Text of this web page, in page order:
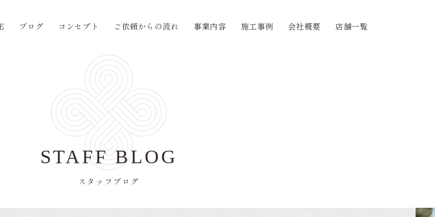
ブログ コンセプト ご依頼からの流れ 事業内容 施工事例 会社概要 店舗一覧
STAFF BLOG
スタッフブログ